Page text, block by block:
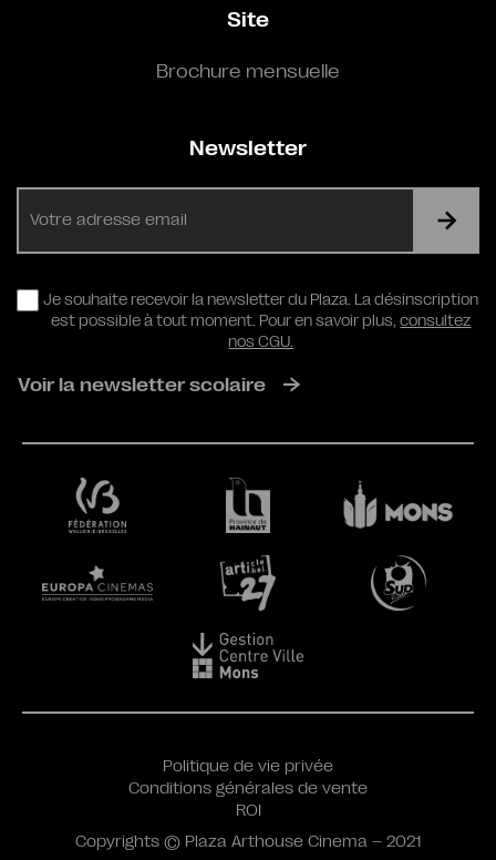
Site
Brochure mensuelle
Newsletter
RGPD
Je souhaite recevoir la newsletter du Plaza. La désinscription
est possible à tout moment. Pour en savoir plus,consultez
nos CGU.
Voir la newsletter scolaire
Politique de vie privée
Conditions générales de vente
ROI
Copyrights © Plaza Arthouse Cinema – 2021